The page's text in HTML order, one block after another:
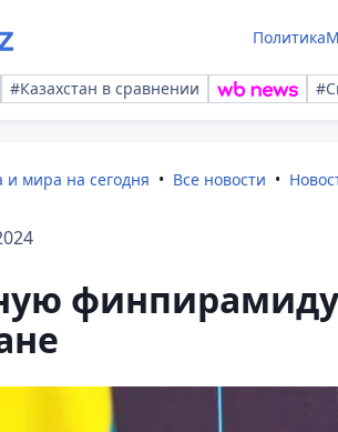
Политика
#Казахстан в сравнении
и мира на сегодня Все новости